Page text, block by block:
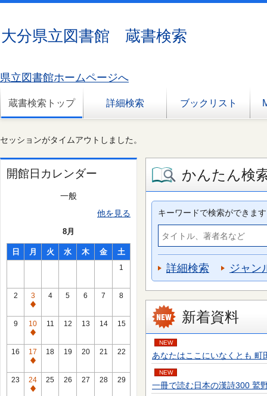
大分県立図書館 蔵書検索
県立図書館ホームページへ
蔵書検索トップ 詳細検索 ブックリスト
セッションがタイムアウトしました。
開館日カレンダー
一般
他を見る
8月
日 月 火 水 木 金 土
1
2
3
通
常
休
館
日
4 5 6 7 8
9
10
通
常
休
館
日
11 12 13 14 15
16
17
通
常
休
18 19 20 21 22
23
24
通
25 26 27 28 29
かんたん検
キーワードで検索ができます
詳細検索 ジャン
新着資料
NEW
あなたはここにいなくとも
NEW
一冊で読む日本の漢詩300 鷲